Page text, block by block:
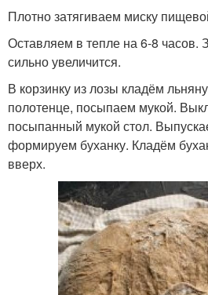
Плотно затягиваем миску
Оставляем в тепле на 6-8 часов.
сильно увеличится.
В корзинку из лозы кладём
полотенце, посыпаем мукой.
посыпанный мукой стол.
формируем буханку. Кладём
вверх.